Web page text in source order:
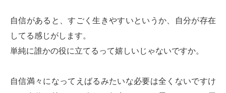
自信があると、すごく生きやすいというか、自分が存在
してる感じがします。
単純に誰かの役に立てるって嬉しいじゃないですか。
自信満々になってえばるみたいな必要は全くないですけ